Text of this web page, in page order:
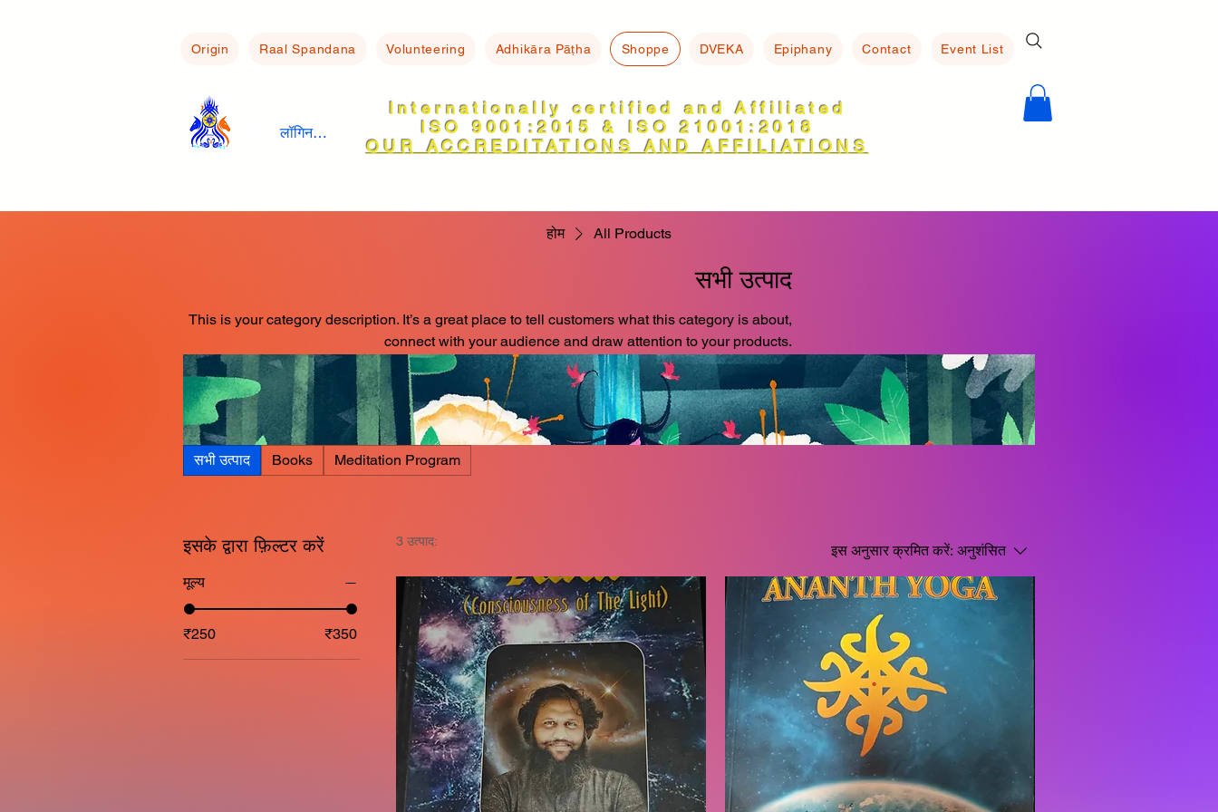
Origin Raal Spandana Volunteering Adhikāra Pāṭha Shoppe DVEKA Epiphany Contact Event List
लॉगिन करें
Internationally certified and Affiliated
ISO 9001:2015 & ISO 21001:2018
OUR ACCREDITATIONS AND AFFILIATIONS
होम All Products
सभी उत्पाद
This is your category description. It’s a great place to tell customers what this category is about,
connect with your audience and draw attention to your products.
सभी उत्पाद Books Meditation Program
इसके द्वारा फ़िल्टर करें
मूल्य
₹250 ₹350
3 उत्पाद:
इस अनुसार क्रमित करें: अनुशंसित